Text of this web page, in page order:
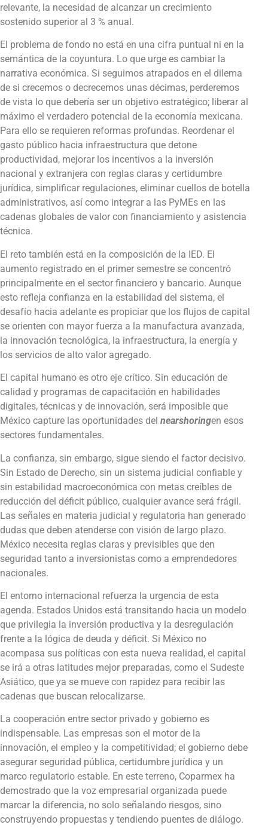
relevante, la necesidad de alcanzar un crecimiento
sostenido superior al 3 % anual.
El problema de fondo no está en una cifra puntual ni en la
semántica de la coyuntura. Lo que urge es cambiar la
narrativa económica. Si seguimos atrapados en el dilema
de si crecemos o decrecemos unas décimas, perderemos
de vista lo que debería ser un objetivo estratégico; liberar al
máximo el verdadero potencial de la economía mexicana.
Para ello se requieren reformas profundas. Reordenar el
gasto público hacia infraestructura que detone
productividad, mejorar los incentivos a la inversión
nacional y extranjera con reglas claras y certidumbre
jurídica, simplificar regulaciones, eliminar cuellos de botella
administrativos, así como integrar a las PyMEs en las
cadenas globales de valor con financiamiento y asistencia
técnica.
El reto también está en la composición de la IED. El
aumento registrado en el primer semestre se concentró
principalmente en el sector financiero y bancario. Aunque
esto refleja confianza en la estabilidad del sistema, el
desafío hacia adelante es propiciar que los flujos de capital
se orienten con mayor fuerza a la manufactura avanzada,
la innovación tecnológica, la infraestructura, la energía y
los servicios de alto valor agregado.
El capital humano es otro eje crítico. Sin educación de
calidad y programas de capacitación en habilidades
digitales, técnicas y de innovación, será imposible que
México capture las oportunidades del nearshoringen esos
sectores fundamentales.
La confianza, sin embargo, sigue siendo el factor decisivo.
Sin Estado de Derecho, sin un sistema judicial confiable y
sin estabilidad macroeconómica con metas creíbles de
reducción del déficit público, cualquier avance será frágil.
Las señales en materia judicial y regulatoria han generado
dudas que deben atenderse con visión de largo plazo.
México necesita reglas claras y previsibles que den
seguridad tanto a inversionistas como a emprendedores
nacionales.
El entorno internacional refuerza la urgencia de esta
agenda. Estados Unidos está transitando hacia un modelo
que privilegia la inversión productiva y la desregulación
frente a la lógica de deuda y déficit. Si México no
acompasa sus políticas con esta nueva realidad, el capital
se irá a otras latitudes mejor preparadas, como el Sudeste
Asiático, que ya se mueve con rapidez para recibir las
cadenas que buscan relocalizarse.
La cooperación entre sector privado y gobierno es
indispensable. Las empresas son el motor de la
innovación, el empleo y la competitividad; el gobierno debe
asegurar seguridad pública, certidumbre jurídica y un
marco regulatorio estable. En este terreno, Coparmex ha
demostrado que la voz empresarial organizada puede
marcar la diferencia, no solo señalando riesgos, sino
construyendo propuestas y tendiendo puentes de diálogo.